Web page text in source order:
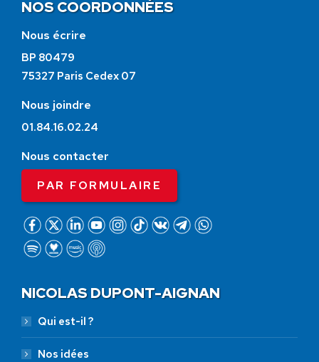
NOS COORDONNÉES
Nous écrire
BP 80479
75327 Paris Cedex 07
Nous joindre
01.84.16.02.24
Nous contacter
PAR FORMULAIRE
NICOLAS DUPONT-AIGNAN
Qui est-il ?
Nos idées